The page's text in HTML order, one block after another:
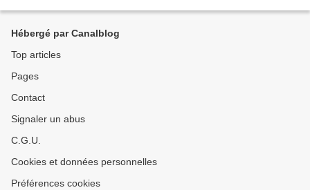
Hébergé par Canalblog
Top articles
Pages
Contact
Signaler un abus
C.G.U.
Cookies et données personnelles
Préférences cookies